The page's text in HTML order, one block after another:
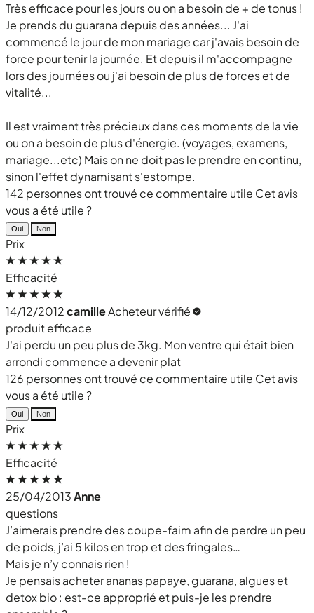
Très efficace pour les jours ou on a besoin de + de tonus !
Je prends du guarana depuis des années... J'ai
commencé le jour de mon mariage car j'avais besoin de
force pour tenir la journée. Et depuis il m'accompagne
lors des journées ou j'ai besoin de plus de forces et de
vitalité...
Il est vraiment très précieux dans ces moments de la vie
ou on a besoin de plus d'énergie. (voyages, examens,
mariage...etc) Mais on ne doit pas le prendre en continu,
sinon l'effet dynamisant s'estompe.
142 personnes ont trouvé ce commentaire utile Cet avis
vous a été utile ?
Oui Non
Prix
Efficacité
14/12/2012camilleAcheteur vérifié
produit efficace
J'ai perdu un peu plus de 3kg. Mon ventre qui était bien
arrondi commence a devenir plat
126 personnes ont trouvé ce commentaire utile Cet avis
vous a été utile ?
Oui Non
Prix
Efficacité
25/04/2013Anne
questions
J’aimerais prendre des coupe-faim afin de perdre un peu
de poids, j’ai 5 kilos en trop et des fringales…
Mais je n’y connais rien !
Je pensais acheter ananas papaye, guarana, algues et
detox bio : est-ce approprié et puis-je les prendre